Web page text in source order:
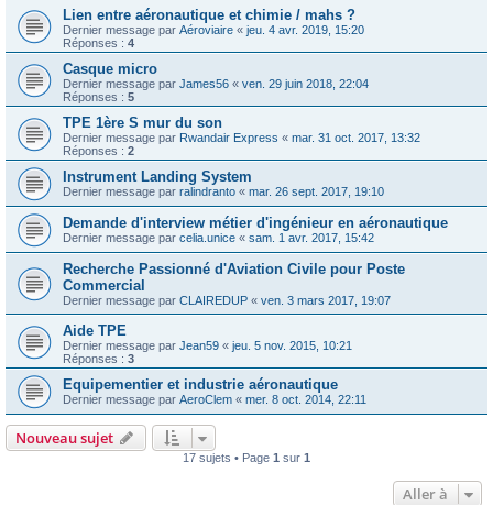
Lien entre aéronautique et chimie / mahs ?
Dernier message par Aéroviaire « jeu. 4 avr. 2019, 15:20
Réponses : 4
Casque micro
Dernier message par James56 « ven. 29 juin 2018, 22:04
Réponses : 5
TPE 1ère S mur du son
Dernier message par Rwandair Express « mar. 31 oct. 2017, 13:32
Réponses : 2
Instrument Landing System
Dernier message par ralindranto « mar. 26 sept. 2017, 19:10
Demande d'interview métier d'ingénieur en aéronautique
Dernier message par celia.unice « sam. 1 avr. 2017, 15:42
Recherche Passionné d'Aviation Civile pour Poste
Commercial
Dernier message par CLAIREDUP « ven. 3 mars 2017, 19:07
Aide TPE
Dernier message par Jean59 « jeu. 5 nov. 2015, 10:21
Réponses : 3
Equipementier et industrie aéronautique
Dernier message par AeroClem « mer. 8 oct. 2014, 22:11
Nouveau sujet
17 sujets • Page 1 sur 1
Aller à